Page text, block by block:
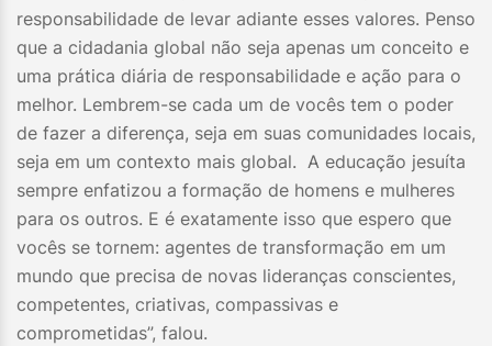
responsabilidade de levar adiante esses valores. Penso
que a cidadania global não seja apenas um conceito e
uma prática diária de responsabilidade e ação para o
melhor. Lembrem-se cada um de vocês tem o poder
de fazer a diferença, seja em suas comunidades locais,
seja em um contexto mais global. A educação jesuíta
sempre enfatizou a formação de homens e mulheres
para os outros. E é exatamente isso que espero que
vocês se tornem: agentes de transformação em um
mundo que precisa de novas lideranças conscientes,
competentes, criativas, compassivas e
comprometidas”, falou.